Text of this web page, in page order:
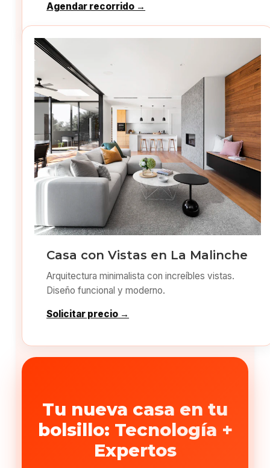
Agendar recorrido →
Casa con Vistas en La Malinche
Arquitectura minimalista con increíbles vistas.
Diseño funcional y moderno.
Solicitar precio →
Tu nueva casa en tu
bolsillo: Tecnología +
Expertos